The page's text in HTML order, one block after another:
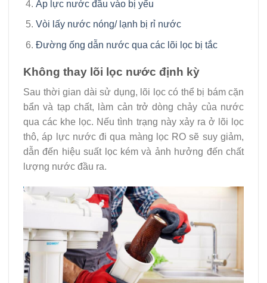
Áp lực nước đầu vào bị yếu
Vòi lấy nước nóng/ lạnh bị rỉ nước
Đường ống dẫn nước qua các lõi lọc bị tắc
Không thay lõi lọc nước định kỳ
Sau thời gian dài sử dụng, lõi lọc có thể bị bám cặn
bẩn và tạp chất, làm cản trở dòng chảy của nước
qua các khe lọc. Nếu tình trạng này xảy ra ở lõi lọc
thô, áp lực nước đi qua màng lọc RO sẽ suy giảm,
dẫn đến hiệu suất lọc kém và ảnh hưởng đến chất
lượng nước đầu ra.